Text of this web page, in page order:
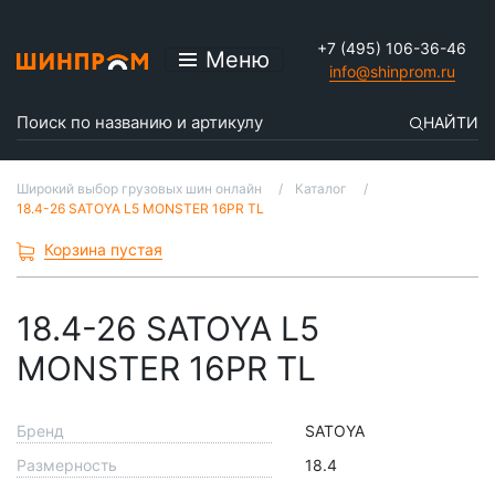
Меню
+7 (495) 106-36-46
info@shinprom.ru
НАЙТИ
Широкий выбор грузовых шин онлайн
Каталог
18.4-26 SATOYA L5 MONSTER 16PR TL
Корзина пустая
18.4-26 SATOYA L5
MONSTER 16PR TL
Бренд
SATOYA
Размерность
18.4